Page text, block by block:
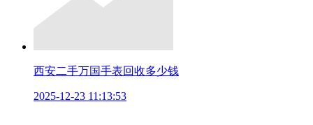
西安二手万国手表回收多少钱
2025-12-23 11:13:53